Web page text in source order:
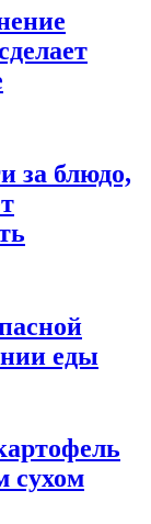
за блюдо,
еды
сухом